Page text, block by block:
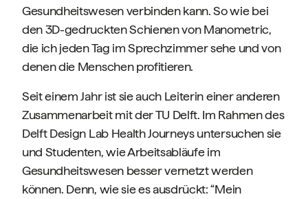
Gesundheitswesen verbinden kann. So wie bei
den 3D-gedruckten Schienen von Manometric,
die ich jeden Tag im Sprechzimmer sehe und von
denen die Menschen profitieren.
Seit einem Jahr ist sie auch Leiterin einer anderen
Zusammenarbeit mit der TU Delft. Im Rahmen des
Delft Design Lab Health Journeys untersuchen sie
und Studenten, wie Arbeitsabläufe im
Gesundheitswesen besser vernetzt werden
können. Denn, wie sie es ausdrückt: “Mein